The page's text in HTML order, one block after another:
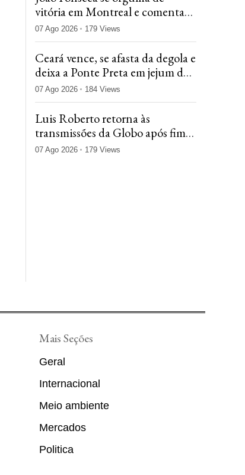
vitória em Montreal e comenta
pausa de Bia Haddad: 'Volte com
tudo'
07 Ago 2026 179 Views
Ceará vence, se afasta da degola e
deixa a Ponte Preta em jejum de
15 rodadas na Série B
07 Ago 2026 184 Views
Luis Roberto retorna às
transmissões da Globo após fim
do tratamento contra o câncer
07 Ago 2026 179 Views
Mais Seções
Geral
Internacional
Meio ambiente
Mercados
Politica